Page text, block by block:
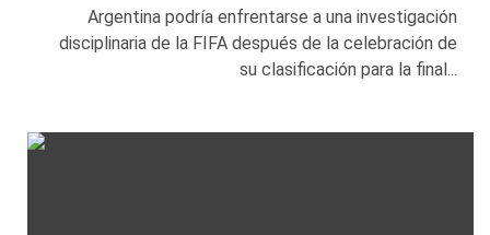
Argentina podría enfrentarse a una investigación
disciplinaria de la FIFA después de la celebración de
su clasificación para la final...